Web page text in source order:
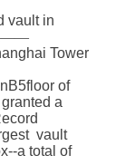
vault in
——
Tower
of
a
vault
a total of